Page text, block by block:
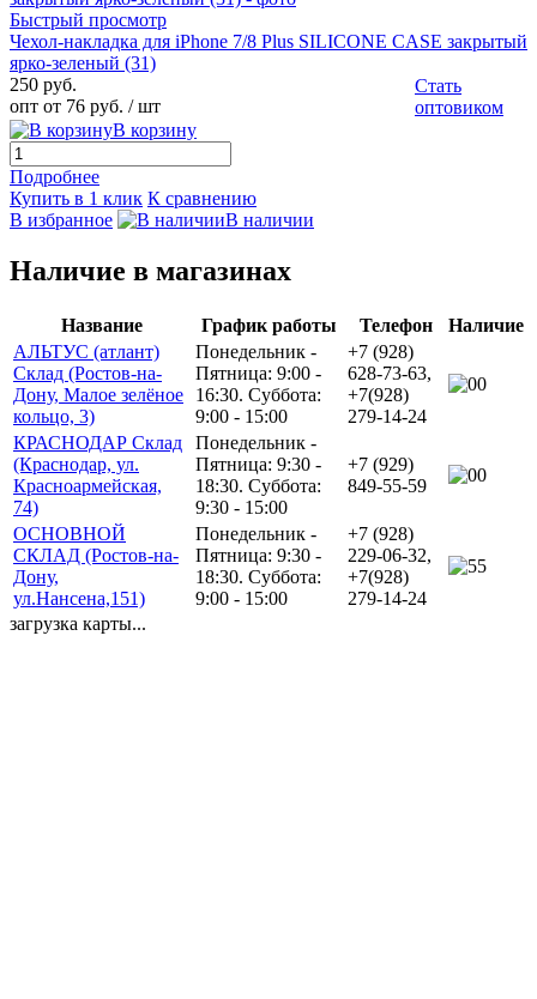
Быстрый просмотр
Чехол-накладка для iPhone 7/8 Plus SILICONE CASE закрытый
ярко-зеленый (31)
250 руб.
опт от 76 руб. / шт
Стать
оптовиком
В корзину
Подробнее
Купить в 1 клик К сравнению
В избранное
В наличии
Наличие в магазинах
Название График работы Телефон
Наличие
АЛЬТУС (атлант)
Склад (Ростов-на-
Дону, Малое зелёное
кольцо, 3)
Понедельник -
Пятница: 9:00 -
16:30. Суббота:
9:00 - 15:00
+7 (928)
628-73-63,
+7(928)
279-14-24
0
КРАСНОДАР Склад
(Краснодар, ул.
Красноармейская,
74)
Понедельник -
Пятница: 9:30 -
18:30. Суббота:
9:30 - 15:00
+7 (929)
849-55-59
0
ОСНОВНОЙ
СКЛАД (Ростов-на-
Дону,
ул.Нансена,151)
Понедельник -
Пятница: 9:30 -
18:30. Суббота:
9:00 - 15:00
+7 (928)
229-06-32,
+7(928)
279-14-24
5
загрузка карты...